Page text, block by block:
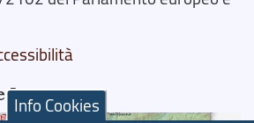
Interne
Info Cookies